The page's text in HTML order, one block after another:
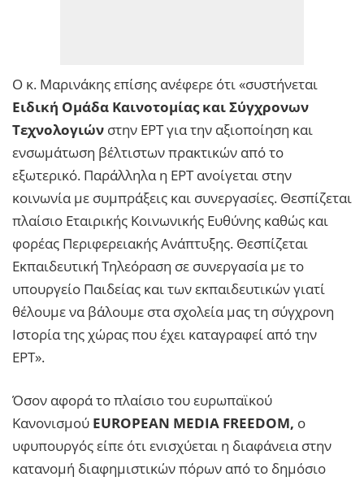
Ο κ. Μαρινάκης επίσης ανέφερε ότι «συστήνεται
Ειδική Ομάδα Καινοτομίας και Σύγχρονων
Τεχνολογιών στην ΕΡΤ για την αξιοποίηση και
ενσωμάτωση βέλτιστων πρακτικών από το
εξωτερικό. Παράλληλα η ΕΡΤ ανοίγεται στην
κοινωνία με συμπράξεις και συνεργασίες. Θεσπίζεται
πλαίσιο Εταιρικής Κοινωνικής Ευθύνης καθώς και
φορέας Περιφερειακής Ανάπτυξης. Θεσπίζεται
Εκπαιδευτική Τηλεόραση σε συνεργασία με το
υπουργείο Παιδείας και των εκπαιδευτικών γιατί
θέλουμε να βάλουμε στα σχολεία μας τη σύγχρονη
Ιστορία της χώρας που έχει καταγραφεί από την
ΕΡΤ».
Όσον αφορά το πλαίσιο του ευρωπαϊκού
Κανονισμού EUROPEAN MEDIA FREEDOM, ο
υφυπουργός είπε ότι ενισχύεται η διαφάνεια στην
κατανομή διαφημιστικών πόρων από το δημόσιο